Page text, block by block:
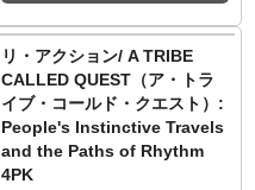
キャップとスニーカーな姿を今
回セレクト。ジャケットでフィ
ーチャーされ、さらに「45 BOX
SET」でもインナーアートで多
数描かれたドーナツ。カラフル
でキャッチーなデザインを、バ
リ・アクション/ A TRIBE
CALLED QUEST（ア・トラ
イブ・コールド・クエスト）:
People's Instinctive Travels
and the Paths of Rhythm
4PK